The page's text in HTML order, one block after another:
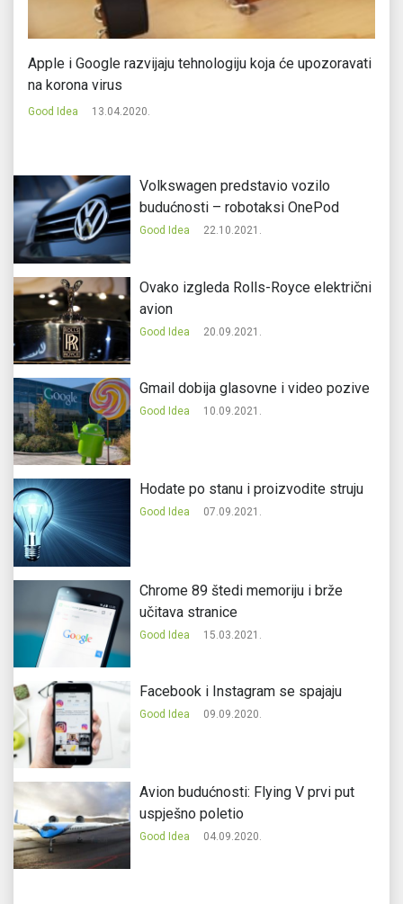
Apple i Google razvijaju tehnologiju koja će upozoravati
na korona virus
Good Idea 13.04.2020.
Volkswagen predstavio vozilo
budućnosti – robotaksi OnePod
Good Idea 22.10.2021.
Ovako izgleda Rolls-Royce električni
avion
Good Idea 20.09.2021.
Gmail dobija glasovne i video pozive
Good Idea 10.09.2021.
Hodate po stanu i proizvodite struju
Good Idea 07.09.2021.
Chrome 89 štedi memoriju i brže
učitava stranice
Good Idea 15.03.2021.
Facebook i Instagram se spajaju
Good Idea 09.09.2020.
Avion budućnosti: Flying V prvi put
uspješno poletio
Good Idea 04.09.2020.